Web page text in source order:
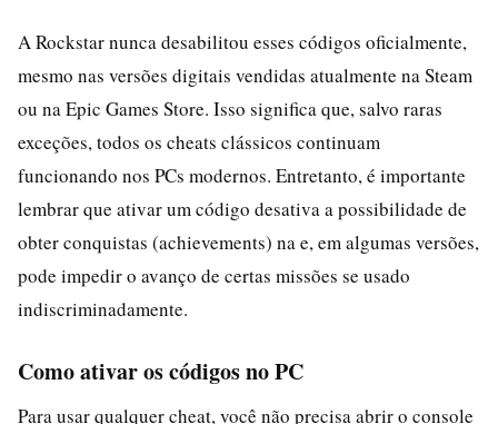
A Rockstar nunca desabilitou esses códigos oficialmente,
mesmo nas versões digitais vendidas atualmente na Steam
ou na Epic Games Store. Isso significa que, salvo raras
exceções, todos os cheats clássicos continuam
funcionando nos PCs modernos. Entretanto, é importante
lembrar que ativar um código desativa a possibilidade de
obter conquistas (achievements) na e, em algumas versões,
pode impedir o avanço de certas missões se usado
indiscriminadamente.
Como ativar os códigos no PC
Para usar qualquer cheat, você não precisa abrir o console